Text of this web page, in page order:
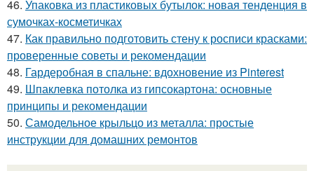
46. Упаковка из пластиковых бутылок: новая тенденция в
сумочках-косметичках
47. Как правильно подготовить стену к росписи красками:
проверенные советы и рекомендации
48. Гардеробная в спальне: вдохновение из Pinterest
49. Шпаклевка потолка из гипсокартона: основные
принципы и рекомендации
50. Самодельное крыльцо из металла: простые
инструкции для домашних ремонтов